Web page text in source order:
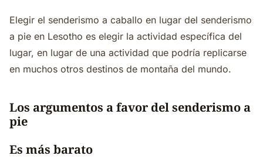
Elegir el senderismo a caballo en lugar del senderismo
a pie en Lesotho es elegir la actividad específica del
lugar, en lugar de una actividad que podría replicarse
en muchos otros destinos de montaña del mundo.
Los argumentos a favor del senderismo a
pie
Es más barato